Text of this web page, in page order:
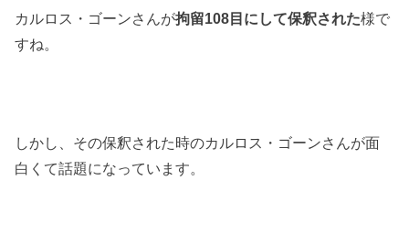
カルロス・ゴーンさんが拘留108目にして保釈された様で
すね。
しかし、その保釈された時のカルロス・ゴーンさんが面
白くて話題になっています。